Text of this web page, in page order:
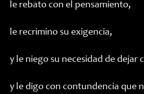
le rebato con el pensamiento,
le recrimino su exigencia,
y le niego su necesidad de dejar
y le digo con contundencia que